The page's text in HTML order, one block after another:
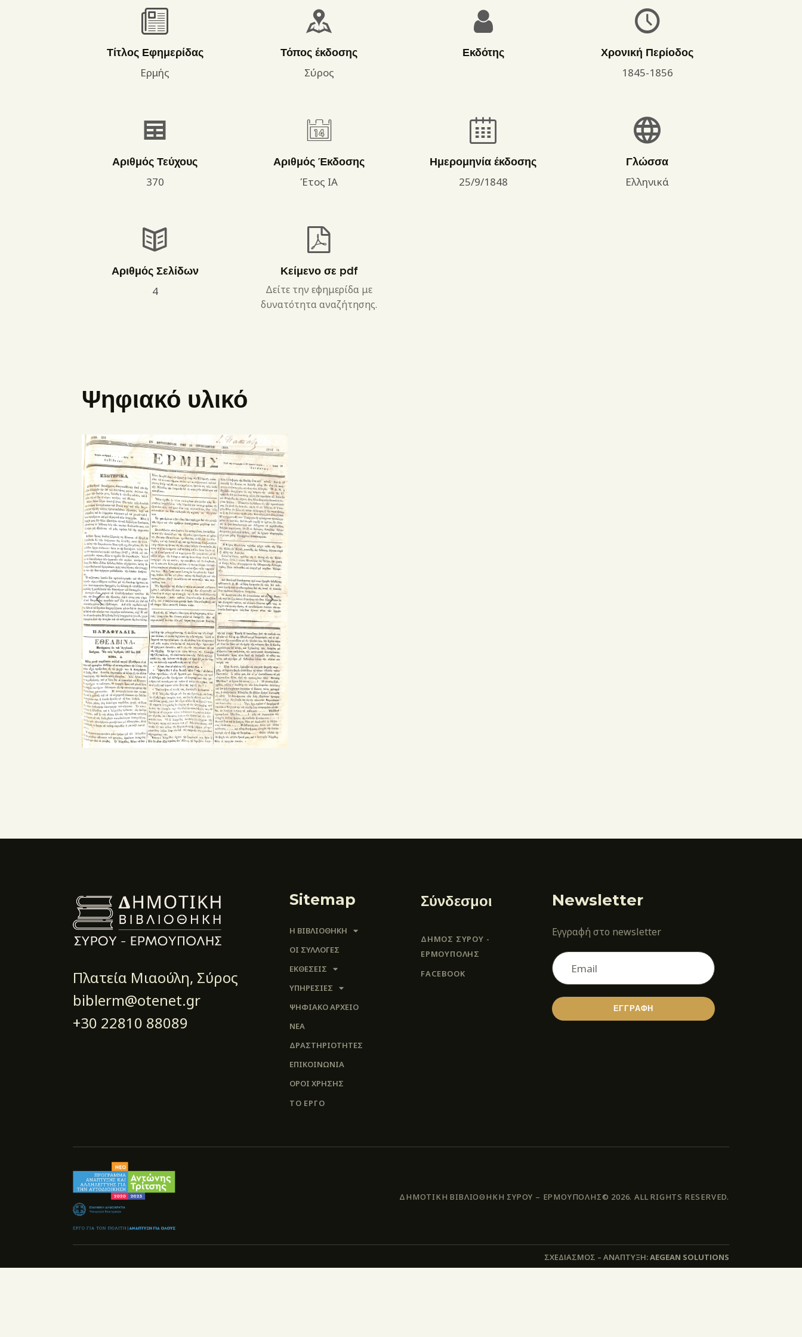
Τίτλος Εφημερίδας
Ερμής
Τόπος έκδοσης
Σύρος
Εκδότης
Χρονική Περίοδος
1845-1856
Αριθμός Τεύχους
370
Αριθμός Έκδοσης
Έτος ΙΑ
Ημερομηνία έκδοσης
25/9/1848
Γλώσσα
Ελληνικά
Αριθμός Σελίδων
4
Κείμενο σε pdf
Δείτε την εφημερίδα με
δυνατότητα αναζήτησης.
Ψηφιακό υλικό
Πλατεία Μιαούλη, Σύρος
biblerm@otenet.gr
+30 22810 88089
Sitemap
Η ΒΙΒΛΙΟΘΗΚΗ
ΟΙ ΣΥΛΛΟΓΈΣ
ΕΚΘΕΣΕΙΣ
ΥΠΗΡΕΣΙΕΣ
ΨΗΦΙΑΚΌ ΑΡΧΕΊΟ
ΝΕΑ
ΔΡΑΣΤΗΡΙΟΤΗΤΕΣ
ΕΠΙΚΟΙΝΩΝΊΑ
ΌΡΟΙ ΧΡΉΣΗΣ
ΤΟ ΕΡΓΟ
Σύνδεσμοι
ΔΗΜΟΣ ΣΥΡΟΥ -
ΕΡΜΟΎΠΟΛΗΣ
FACEBOOK
Newsletter
Εγγραφή στο newsletter
ΕΓΓΡΑΦΗ
ΔΗΜΟΤΙΚΗ ΒΙΒΛΙΟΘΗΚΗ ΣΥΡΟΥ – ΕΡΜΟΥΠΟΛΗΣ© 2026. ALL RIGHTS RESERVED.
ΣΧΕΔΙΑΣΜΟΣ – ΑΝΑΠΤΥΞΗ:AEGEAN SOLUTIONS